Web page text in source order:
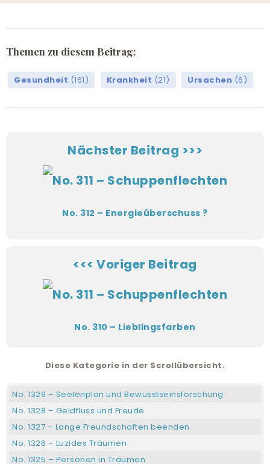
Themen zu diesem Beitrag:
Gesundheit (161) Krankheit (21) Ursachen (6)
Nächster Beitrag >>>
No. 312 – Energieüberschuss ?
<<< Voriger Beitrag
No. 310 – Lieblingsfarben
Diese Kategorie in der Scrollübersicht.
No. 1329 – Seelenplan und Bewusstseinsforschung
No. 1328 – Geldfluss und Freude
No. 1327 – Lange Freundschaften beenden
No. 1326 – Luzides Träumen
No. 1325 – Personen in Träumen